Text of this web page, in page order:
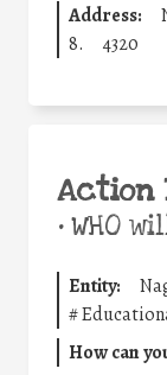
Address:
8.
4320
Action
•WHO
Entity:
#
How can